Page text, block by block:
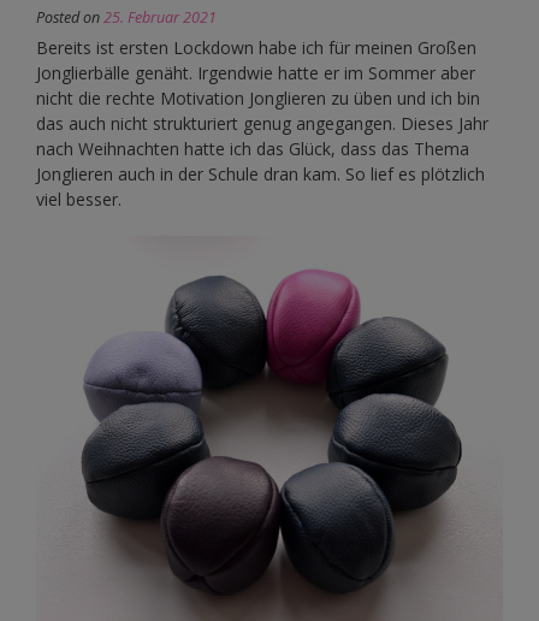
Posted on25. Februar 2021
Bereits ist ersten Lockdown habe ich für meinen Großen
Jonglierbälle genäht. Irgendwie hatte er im Sommer aber
nicht die rechte Motivation Jonglieren zu üben und ich bin
das auch nicht strukturiert genug angegangen. Dieses Jahr
nach Weihnachten hatte ich das Glück, dass das Thema
Jonglieren auch in der Schule dran kam. So lief es plötzlich
viel besser.